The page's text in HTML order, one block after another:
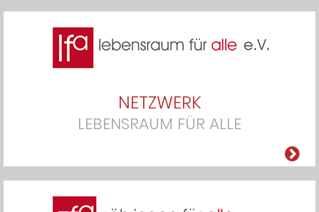
NETZWERK
LEBENSRAUM FÜR ALLE